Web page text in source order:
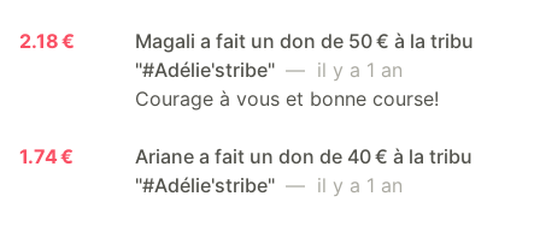
2.18 €
Magali a fait un don de 50 € à la tribu
"#Adélie'stribe" — il y a 1 an
Courage à vous et bonne course!
1.74 €
Ariane a fait un don de 40 € à la tribu
"#Adélie'stribe" — il y a 1 an